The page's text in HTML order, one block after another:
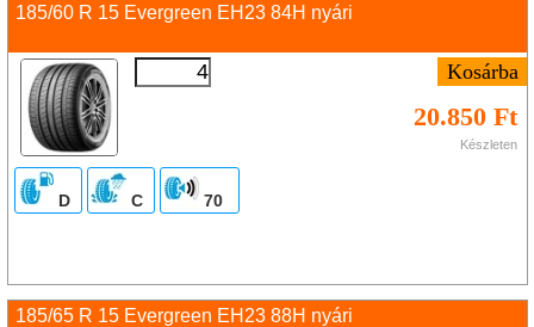
185/60 R 15 Evergreen EH23 84H nyári
20.850 Ft
Készleten
D C 70
185/65 R 15 Evergreen EH23 88H nyári